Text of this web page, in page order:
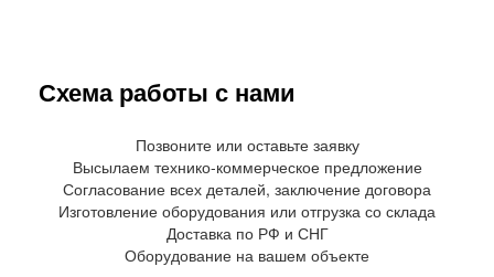
Схема работы с нами
Позвоните или оставьте заявку
Высылаем технико-коммерческое предложение
Согласование всех деталей, заключение договора
Изготовление оборудования или отгрузка со склада
Доставка по РФ и СНГ
Оборудование на вашем объекте